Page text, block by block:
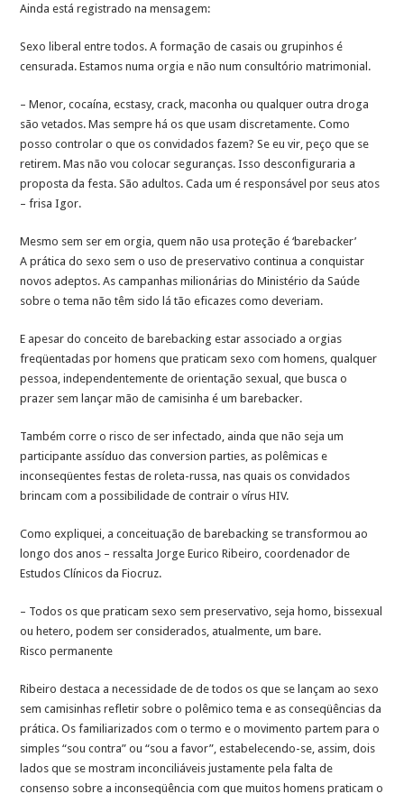
Ainda está registrado na mensagem:
Sexo liberal entre todos. A formação de casais ou grupinhos é
censurada. Estamos numa orgia e não num consultório matrimonial.
– Menor, cocaína, ecstasy, crack, maconha ou qualquer outra droga
são vetados. Mas sempre há os que usam discretamente. Como
posso controlar o que os convidados fazem? Se eu vir, peço que se
retirem. Mas não vou colocar seguranças. Isso desconfiguraria a
proposta da festa. São adultos. Cada um é responsável por seus atos
– frisa Igor.
Mesmo sem ser em orgia, quem não usa proteção é ‘barebacker’
A prática do sexo sem o uso de preservativo continua a conquistar
novos adeptos. As campanhas milionárias do Ministério da Saúde
sobre o tema não têm sido lá tão eficazes como deveriam.
E apesar do conceito de barebacking estar associado a orgias
freqüentadas por homens que praticam sexo com homens, qualquer
pessoa, independentemente de orientação sexual, que busca o
prazer sem lançar mão de camisinha é um barebacker.
Também corre o risco de ser infectado, ainda que não seja um
participante assíduo das conversion parties, as polêmicas e
inconseqüentes festas de roleta-russa, nas quais os convidados
brincam com a possibilidade de contrair o vírus HIV.
Como expliquei, a conceituação de barebacking se transformou ao
longo dos anos – ressalta Jorge Eurico Ribeiro, coordenador de
Estudos Clínicos da Fiocruz.
– Todos os que praticam sexo sem preservativo, seja homo, bissexual
ou hetero, podem ser considerados, atualmente, um bare.
Risco permanente
Ribeiro destaca a necessidade de de todos os que se lançam ao sexo
sem camisinhas refletir sobre o polêmico tema e as conseqüências da
prática. Os familiarizados com o termo e o movimento partem para o
simples “sou contra” ou “sou a favor”, estabelecendo-se, assim, dois
lados que se mostram inconciliáveis justamente pela falta de
consenso sobre a inconseqüência com que muitos homens praticam o